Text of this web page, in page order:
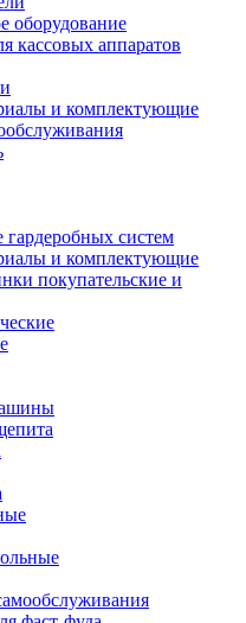
оборудование
кассовых аппаратов
и комплектующие
систем
и комплектующие
покупательские и